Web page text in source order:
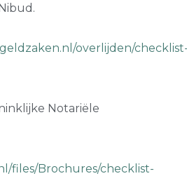
overlijden/
Notariële
files/Brochures/checklist-